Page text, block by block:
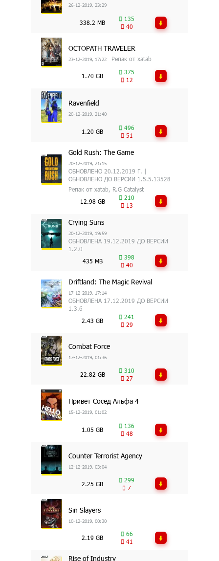
26-12-2019, 23:29
338.2 MB
135
40
OCTOPATH TRAVELER
23-12-2019, 17:22 Репак от xatab
1.70 GB
375
12
Ravenfield
20-12-2019, 21:40
1.20 GB
496
51
Gold Rush: The Game
20-12-2019, 21:15
ОБНОВЛЕНО 20.12.2019 Г. |
ОБНОВЛЕНО ДО ВЕРСИИ 1.5.5.13528
Репак от xatab, R.G Catalyst
12.98 GB
210
13
Crying Suns
20-12-2019, 19:59
ОБНОВЛЕНА 19.12.2019 ДО ВЕРСИИ
1.2.0
435 MB
398
40
Driftland: The Magic Revival
17-12-2019, 17:14
ОБНОВЛЕНА 17.12.2019 ДО ВЕРСИИ
1.3.6
2.43 GB
241
29
Combat Force
17-12-2019, 01:36
22.82 GB
310
27
Привет Сосед Альфа 4
15-12-2019, 01:02
1.05 GB
136
48
Counter Terrorist Agency
12-12-2019, 03:04
2.25 GB
299
7
Sin Slayers
10-12-2019, 00:30
2.19 GB
66
41
Rise of Industry